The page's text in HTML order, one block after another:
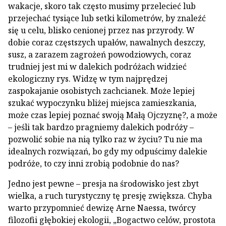
wakacje, skoro tak często musimy przelecieć lub
przejechać tysiące lub setki kilometrów, by znaleźć
się u celu, blisko cenionej przez nas przyrody. W
dobie coraz częstszych upałów, nawalnych deszczy,
susz, a zarazem zagrożeń powodziowych, coraz
trudniej jest mi w dalekich podróżach widzieć
ekologiczny rys. Widzę w tym najprędzej
zaspokajanie osobistych zachcianek. Może lepiej
szukać wypoczynku bliżej miejsca zamieszkania,
może czas lepiej poznać swoją Małą Ojczyznę?, a może
– jeśli tak bardzo pragniemy dalekich podróży –
pozwolić sobie na nią tylko raz w życiu? Tu nie ma
idealnych rozwiązań, bo gdy my odpuścimy dalekie
podróże, to czy inni zrobią podobnie do nas?
Jedno jest pewne – presja na środowisko jest zbyt
wielka, a ruch turystyczny tę presję zwiększa. Chyba
warto przypomnieć dewizę Arne Naessa, twórcy
filozofii głębokiej ekologii, „Bogactwo celów, prostota